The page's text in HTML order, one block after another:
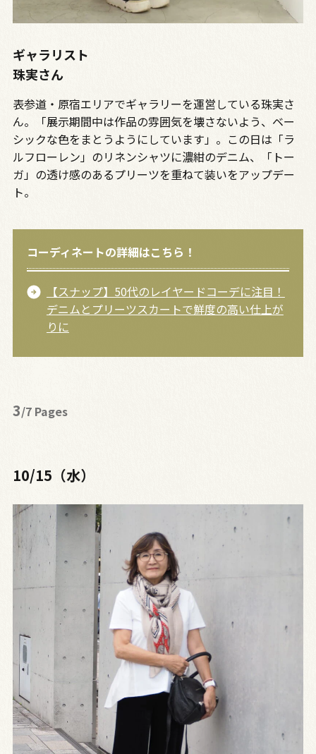
ギャラリスト
珠実さん
表参道・原宿エリアでギャラリーを運営している珠実さ
ん。「展示期間中は作品の雰囲気を壊さないよう、ベー
シックな色をまとうようにしています」。この日は「ラ
ルフローレン」のリネンシャツに濃紺のデニム、「トー
ガ」の透け感のあるプリーツを重ねて装いをアップデー
ト。
コーディネートの詳細はこちら！
【スナップ】50代のレイヤードコーデに注目！
デニムとプリーツスカートで鮮度の高い仕上が
りに
3/7 Pages
10/15（水）